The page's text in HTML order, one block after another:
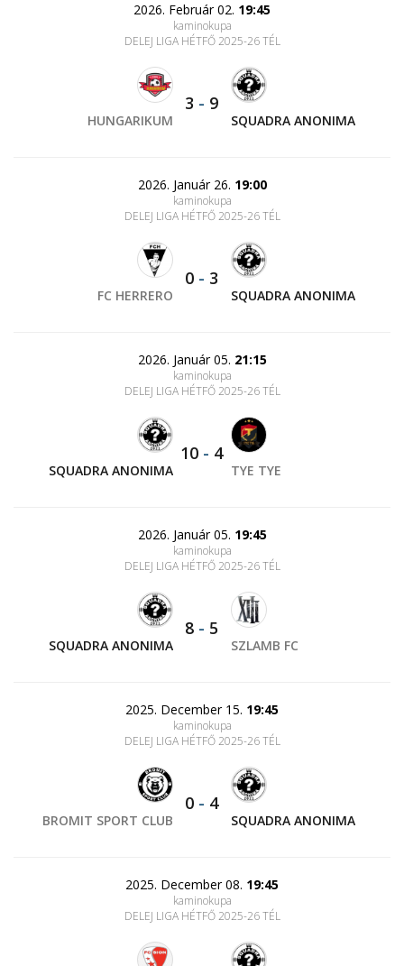
2026. Február 02. 19:45
kaminokupa
DELEJ LIGA HÉTFŐ 2025-26 TÉL
HUNGARIKUM
3 - 9
SQUADRA ANONIMA
2026. Január 26. 19:00
kaminokupa
DELEJ LIGA HÉTFŐ 2025-26 TÉL
FC HERRERO
0 - 3
SQUADRA ANONIMA
2026. Január 05. 21:15
kaminokupa
DELEJ LIGA HÉTFŐ 2025-26 TÉL
SQUADRA ANONIMA
10 - 4
TYE TYE
2026. Január 05. 19:45
kaminokupa
DELEJ LIGA HÉTFŐ 2025-26 TÉL
SQUADRA ANONIMA
8 - 5
SZLAMB FC
2025. December 15. 19:45
kaminokupa
DELEJ LIGA HÉTFŐ 2025-26 TÉL
BROMIT SPORT CLUB
0 - 4
SQUADRA ANONIMA
2025. December 08. 19:45
kaminokupa
DELEJ LIGA HÉTFŐ 2025-26 TÉL